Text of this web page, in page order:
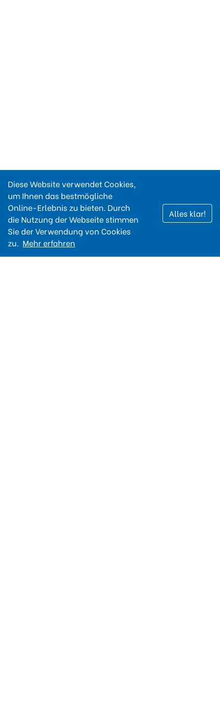
Diese Website verwendet Cookies,
um Ihnen das bestmögliche
Online-Erlebnis zu bieten. Durch
die Nutzung der Webseite stimmen
Sie der Verwendung von Cookies
zu. Mehr erfahren
Alles klar!